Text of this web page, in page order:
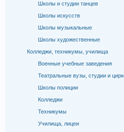
Школы и студии танцев
Школы искусств
Школы музыкальные
Школы художественные
Колледжи, техникумы, училища
Военные учебные заведения
Театральные вузы, студии и
Школы полиции
Колледжи
Техникумы
Училища, лицеи